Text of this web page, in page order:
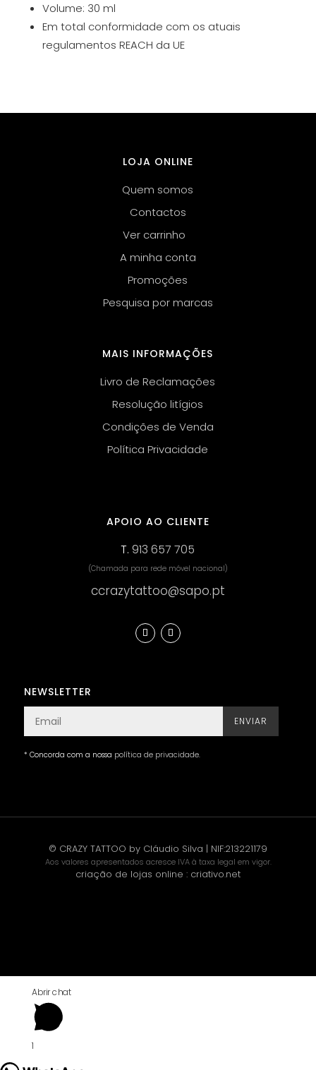
Volume: 30 ml
Em total conformidade com os atuais
regulamentos REACH da UE
LOJA ONLINE
Quem somos
Contactos
Ver carrinho
A minha conta
Promoções
Pesquisa por marcas
MAIS INFORMAÇÕES
Livro de Reclamações
Resolução litígios
Condições de Venda
Política Privacidade
APOIO AO CLIENTE
T.913 657 705
(Chamada para rede móvel nacional)
ccrazytattoo@sapo.pt
NEWSLETTER
ENVIAR
* Concorda com a nossa política de privacidade.
© CRAZY TATTOO by Cláudio Silva | NIF:213221179
Aos valores apresentados acresce IVA à taxa legal em vigor.
criação de lojas online : criativo.net
Abrir chat
1